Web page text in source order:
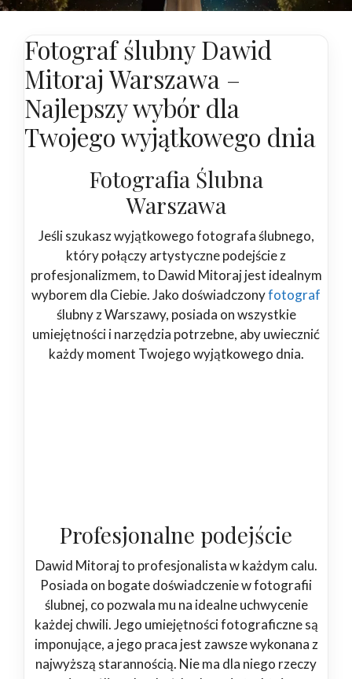
Fotograf ślubny Dawid
Mitoraj Warszawa –
Najlepszy wybór dla
Twojego wyjątkowego dnia
Fotografia Ślubna
Warszawa
Jeśli szukasz wyjątkowego fotografa ślubnego,
który połączy artystyczne podejście z
profesjonalizmem, to Dawid Mitoraj jest idealnym
wyborem dla Ciebie. Jako doświadczonyfotograf
ślubny z Warszawy, posiada on wszystkie
umiejętności i narzędzia potrzebne, aby uwiecznić
każdy moment Twojego wyjątkowego dnia.
Profesjonalne podejście
Dawid Mitoraj to profesjonalista w każdym calu.
Posiada on bogate doświadczenie w fotografii
ślubnej, co pozwala mu na idealne uchwycenie
każdej chwili. Jego umiejętności fotograficzne są
imponujące, a jego praca jest zawsze wykonana z
najwyższą starannością. Nie ma dla niego rzeczy